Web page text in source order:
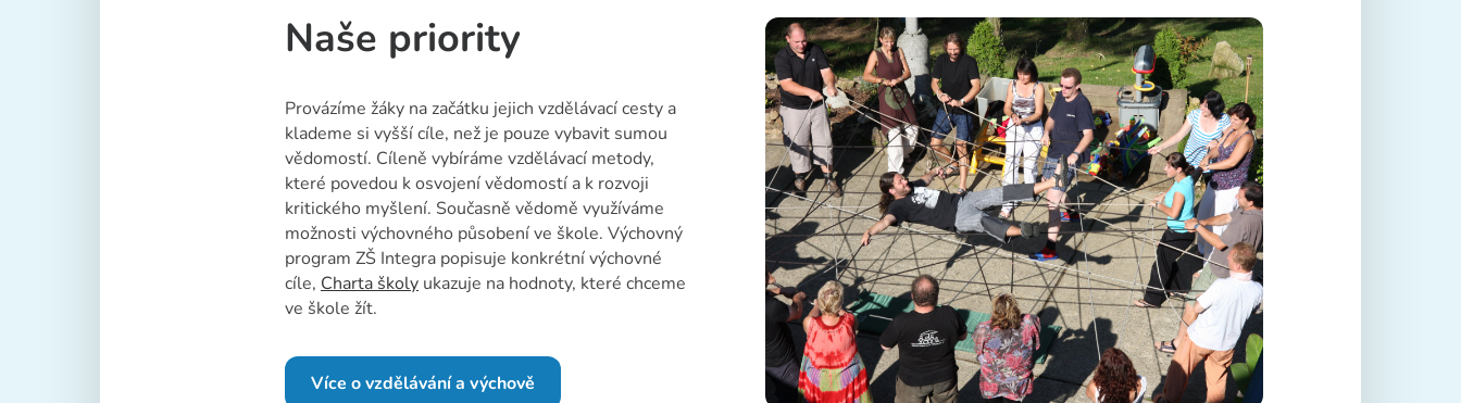
Naše priority
Provázíme žáky na začátku jejich vzdělávací cesty a
klademe si vyšší cíle, než je pouze vybavit sumou
vědomostí. Cíleně vybíráme vzdělávací metody,
které povedou k osvojení vědomostí a k rozvoji
kritického myšlení. Současně vědomě využíváme
možnosti výchovného působení ve škole. Výchovný
program ZŠ Integra popisuje konkrétní výchovné
cíle, Charta školy ukazuje na hodnoty, které chceme
ve škole žít.
Více o vzdělávání a výchově